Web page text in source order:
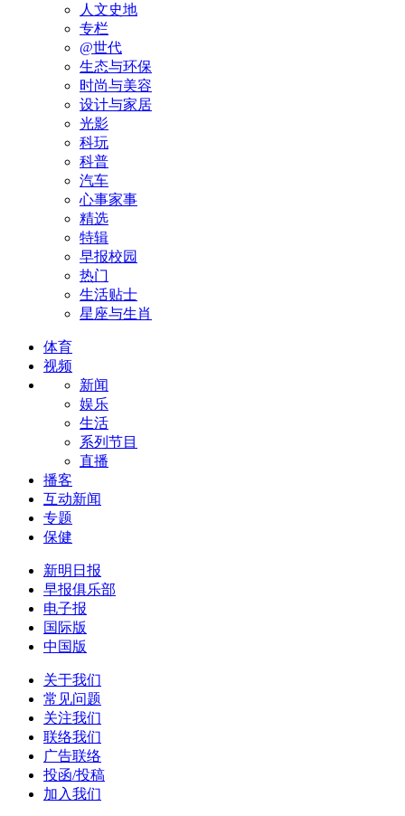
人文史地
专栏
@世代
生态与环保
时尚与美容
设计与家居
光影
科玩
科普
汽车
心事家事
精选
特辑
早报校园
热门
生活贴士
星座与生肖
体育
视频
新闻
娱乐
生活
系列节目
直播
播客
互动新闻
专题
保健
新明日报
早报俱乐部
电子报
国际版
中国版
关于我们
常见问题
关注我们
联络我们
广告联络
投函/投稿
加入我们